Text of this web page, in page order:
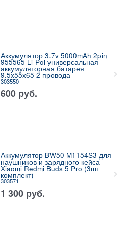
Аккумулятор 3.7v 5000mAh 2pin
955565 Li-Pol универсальная
аккумуляторная батарея
9.5x55x65 2 провода
303550
600 руб.
Аккумулятор BW50 M1154S3 для
наушников и зарядного кейса
Xiaomi Redmi Buds 5 Pro (3шт
комплект)
303571
1 300 руб.